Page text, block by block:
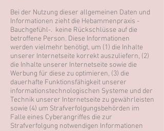
Bei der Nutzung dieser allgemeinen Daten und
Informationen zieht die Hebammenpraxis -
Bauchgefühl-. keine Rückschlüsse auf die
betroffene Person. Diese Informationen
werden vielmehr benötigt, um (1) die Inhalte
unserer Internetseite korrekt auszuliefern, (2)
die Inhalte unserer Internetseite sowie die
Werbung für diese zu optimieren, (3) die
dauerhafte Funktionsfähigkeit unserer
informationstechnologischen Systeme und der
Technik unserer Internetseite zu gewährleisten
sowie (4) um Strafverfolgungsbehörden im
Falle eines Cyberangriffes die zur
Strafverfolgung notwendigen Informationen